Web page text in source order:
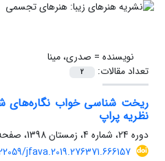
نویسنده = صدری، مینا
تعداد مقالات:
2
ریخت شناسی خواب نگاره‌های
نظریه پراپ
دوره 24، شماره 4، زمستان 1398، صفحه
jfava.2019.276371.666157